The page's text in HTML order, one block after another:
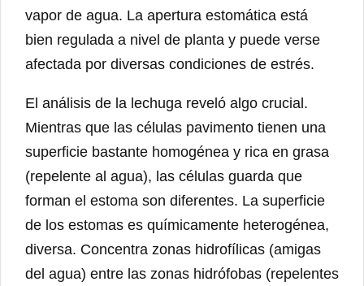
vapor de agua. La apertura estomática está
bien regulada a nivel de planta y puede verse
afectada por diversas condiciones de estrés.
El análisis de la lechuga reveló algo crucial.
Mientras que las células pavimento tienen una
superficie bastante homogénea y rica en grasa
(repelente al agua), las células guarda que
forman el estoma son diferentes. La superficie
de los estomas es químicamente heterogénea,
diversa. Concentra zonas hidrofílicas (amigas
del agua) entre las zonas hidrófobas (repelentes